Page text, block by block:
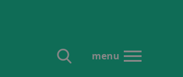
menu